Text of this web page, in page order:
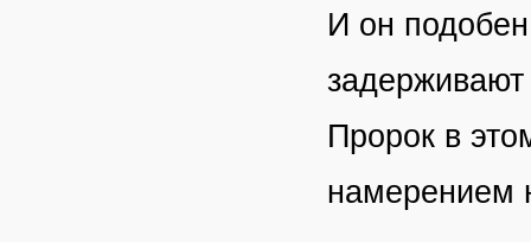
И он
Пророк в
намерением